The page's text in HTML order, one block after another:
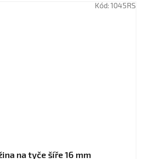
na tyče šíře 16 mm
Kód: 1045RS